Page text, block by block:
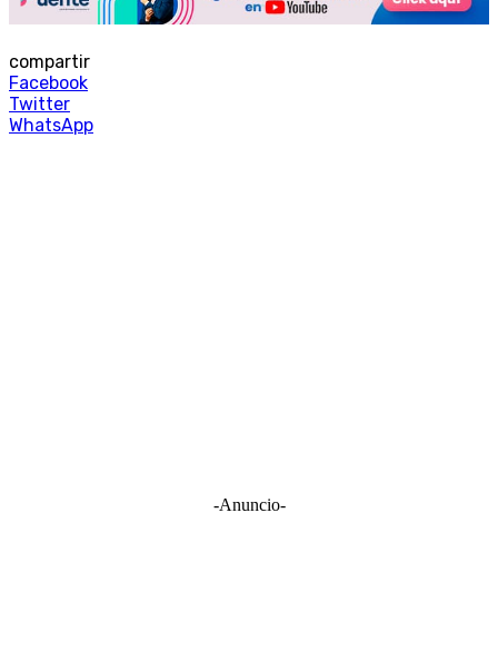
compartir
Facebook
Twitter
WhatsApp
-Anuncio-